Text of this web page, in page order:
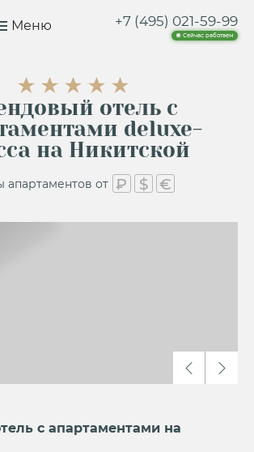
Меню +7 (495) 021-59-99
Сейчас работаем
отель с
deluxe-
на Никитской
апартаментов от ₽ $ €
с апартаментами на